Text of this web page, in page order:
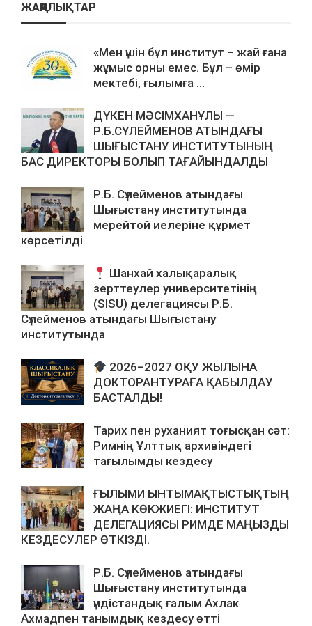
ЖАҢАЛЫҚТАР
«Мен үшін бұл институт – жай ғана
жұмыс орны емес. Бұл – өмір
мектебі, ғылымға ...
ДҮКЕН МӘСІМХАНҰЛЫ —
Р.Б.СҮЛЕЙМЕНОВ АТЫНДАҒЫ
ШЫҒЫСТАНУ ИНСТИТУТЫНЫҢ
БАС ДИРЕКТОРЫ БОЛЫП ТАҒАЙЫНДАЛДЫ
Р.Б. Сүлейменов атындағы
Шығыстану институтында
мерейтой иелеріне құрмет
көрсетілді
Шанхай халықаралық
зерттеулер университетінің
(SISU) делегациясы Р.Б.
Сүлейменов атындағы Шығыстану
институтында
2026–2027 ОҚУ ЖЫЛЫНА
ДОКТОРАНТУРАҒА ҚАБЫЛДАУ
БАСТАЛДЫ!
Тарих пен руханият тоғысқан сәт:
Римнің Ұлттық архивіндегі
тағылымды кездесу
ҒЫЛЫМИ ЫНТЫМАҚТЫСТЫҚТЫҢ
ЖАҢА КӨКЖИЕГІ: ИНСТИТУТ
ДЕЛЕГАЦИЯСЫ РИМДЕ МАҢЫЗДЫ
КЕЗДЕСУЛЕР ӨТКІЗДІ.
Р.Б. Сүлейменов атындағы
Шығыстану институтында
үндістандық ғалым Ахлак
Ахмадпен танымдық кездесу өтті